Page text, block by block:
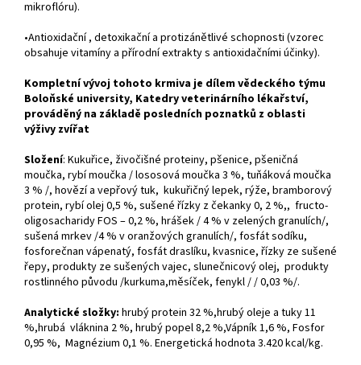
mikroflóru).
•Antioxidační , detoxikační a protizánětlivé schopnosti (vzorec
obsahuje vitamíny a přírodní extrakty s antioxidačními účinky).
Kompletní vývoj tohoto krmiva je dílem vědeckého týmu
Boloňské university, Katedry veterinárního lékařství,
prováděný na základě posledních poznatků z oblasti
výživy zvířat
Složení: Kukuřice, živočišné proteiny, pšenice, pšeničná
moučka, rybí moučka / lososová moučka 3 %, tuňáková moučka
3 % /, hovězí a vepřový tuk, kukuřičný lepek, rýže, bramborový
protein, rybí olej 0,5 %, sušené řízky z čekanky 0, 2 %,, fructo-
oligosacharidy FOS – 0,2 %, hrášek / 4 % v zelených granulích/,
sušená mrkev /4 % v oranžových granulích/, fosfát sodíku,
fosforečnan vápenatý, fosfát draslíku, kvasnice, řízky ze sušené
řepy, produkty ze sušených vajec, slunečnicový olej, produkty
rostlinného původu /kurkuma,měsíček, fenykl / / 0,03 %/.
Analytické složky: hrubý protein 32 %,hrubý oleje a tuky 11
%,hrubá vláknina 2 %, hrubý popel 8,2 %,Vápník 1,6 %, Fosfor
0,95 %, Magnézium 0,1 %. Energetická hodnota 3.420 kcal/kg.